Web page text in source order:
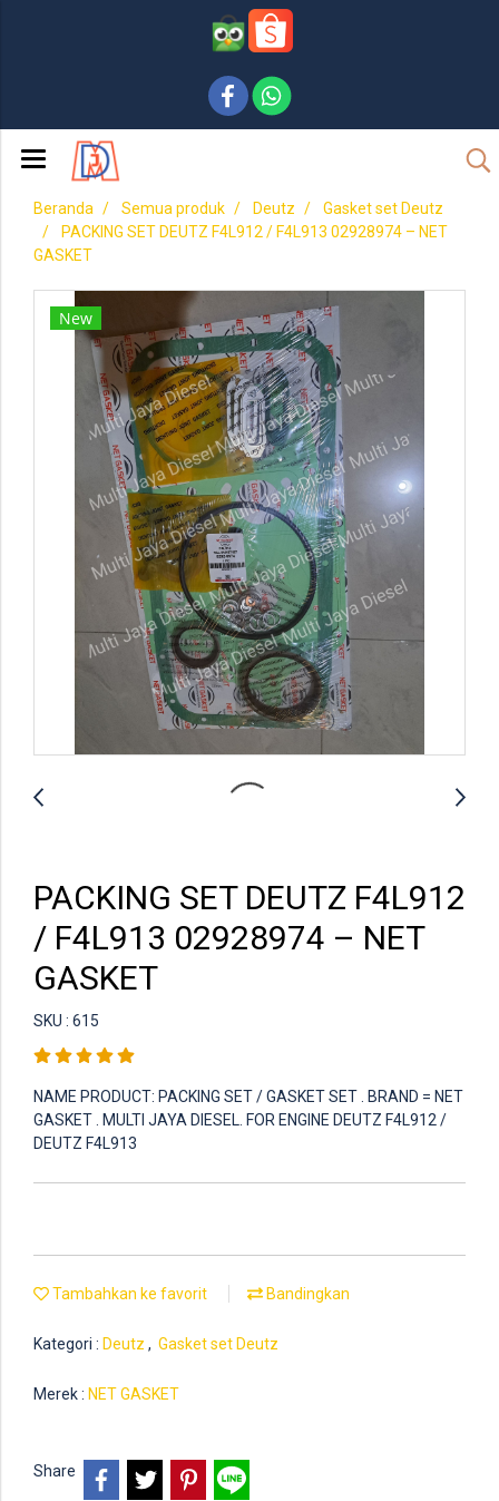
Beranda Semua produk Deutz
Gasket set Deutz
PACKING SET DEUTZ F4L912 / F4L913 02928974 – NET
GASKET
New
PACKING SET DEUTZ F4L912
/ F4L913 02928974 – NET
GASKET
SKU : 615
NAME PRODUCT: PACKING SET / GASKET SET . BRAND = NET
GASKET . MULTI JAYA DIESEL. FOR ENGINE DEUTZ F4L912 /
DEUTZ F4L913
Tambahkan ke favorit Bandingkan
Kategori : Deutz , Gasket set Deutz
Merek : NET GASKET
Share